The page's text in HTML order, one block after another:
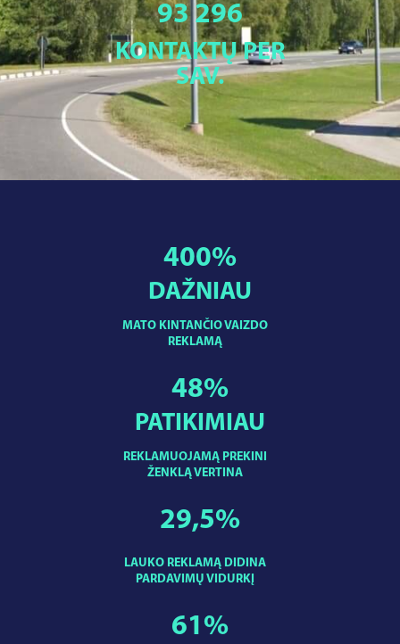
93 296
KONTAKTŲ PER
SAV.
MATO KINTANČIO VAIZDO
REKLAMĄ
400%
DAŽNIAU
REKLAMUOJAMĄ PREKINI
ŽENKLĄ VERTINA
48%
PATIKIMIAU
LAUKO REKLAMĄ DIDINA
PARDAVIMŲ VIDURKĮ
29,5%
61%